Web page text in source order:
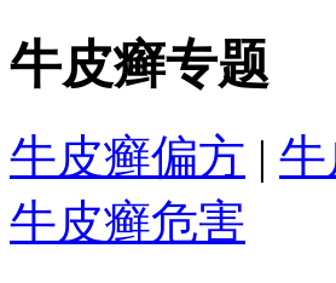
牛皮癣专题
牛皮癣偏方 | 牛
牛皮癣危害